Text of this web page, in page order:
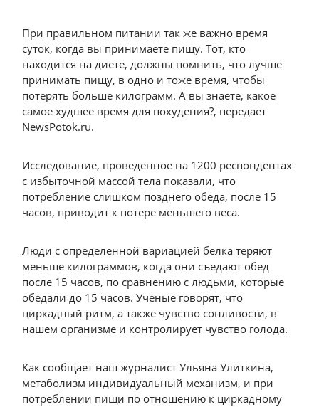
При правильном питании так же важно время
суток, когда вы принимаете пищу. Тот, кто
находится на диете, должны помнить, что лучше
принимать пищу, в одно и тоже время, чтобы
потерять больше килограмм. А вы знаете, какое
самое худшее время для похудения?, передает
NewsPotok.ru.
Исследование, проведенное на 1200 респондентах
с избыточной массой тела показали, что
потребление слишком позднего обеда, после 15
часов, приводит к потере меньшего веса.
Люди с определенной вариацией белка теряют
меньше килограммов, когда они съедают обед
после 15 часов, по сравнению с людьми, которые
обедали до 15 часов. Ученые говорят, что
циркадный ритм, а также чувство сонливости, в
нашем организме и контролирует чувство голода.
Как сообщает наш журналист Ульяна Улиткина,
метаболизм индивидуальный механизм, и при
потреблении пищи по отношению к циркадному